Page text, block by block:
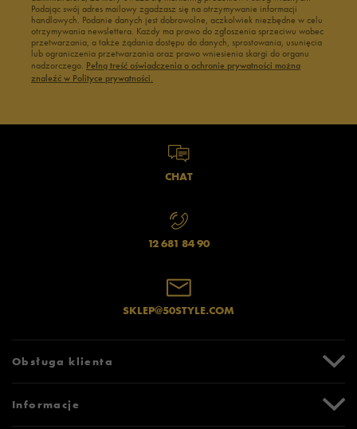
Podając swój adres mailowy zgadzasz się na otrzymywanie informacji
handlowych. Podanie danych jest dobrowolne, aczkolwiek niezbędne w celu
otrzymywania newslettera. Każdy ma prawo do zgłoszenia sprzeciwu wobec
przetwarzania, a także żądania dostępu do danych, sprostowania, usunięcia
lub ograniczenia przetwarzania oraz prawo wniesienia skargi do organu
nadzorczego. Pełną treść oświadczenia o ochronie prywatności można
znaleźć w Polityce prywatności.
CHAT
12 681 84 90
SKLEP@50STYLE.COM
Obsługa klienta
Zwroty i reklamacje
Informacje